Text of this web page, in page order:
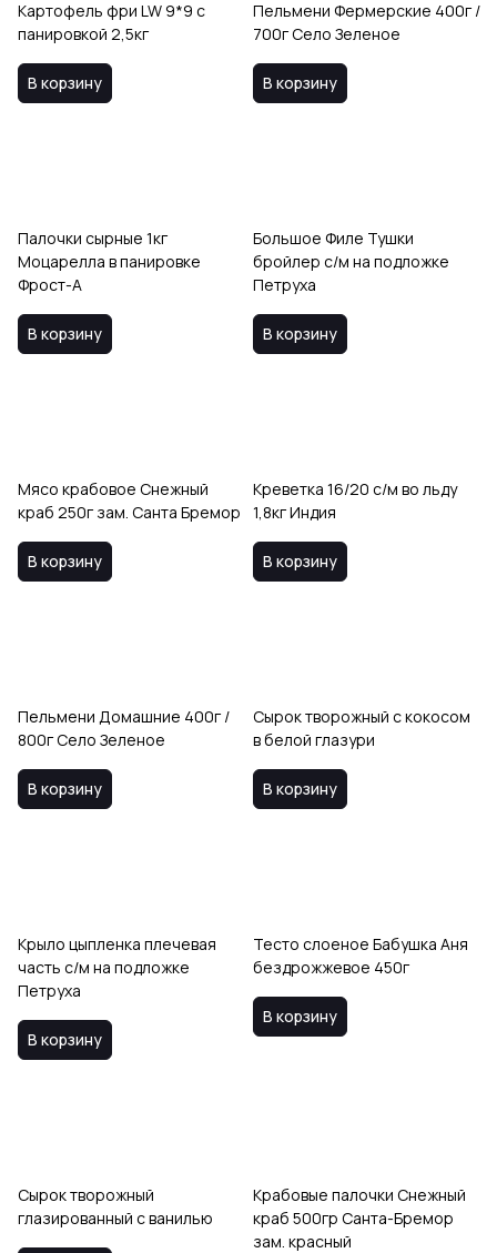
Картофель фри LW 9*9 с
панировкой 2,5кг
В корзину
Пельмени Фермерские 400г /
700г Село Зеленое
В корзину
Палочки сырные 1кг
Моцарелла в панировке
Фрост-А
В корзину
Большое Филе Тушки
бройлер с/м на подложке
Петруха
В корзину
Мясо крабовое Снежный
краб 250г зам. Санта Бремор
В корзину
Креветка 16/20 с/м во льду
1,8кг Индия
В корзину
Пельмени Домашние 400г /
800г Село Зеленое
В корзину
Сырок творожный с кокосом
в белой глазури
В корзину
Крыло цыпленка плечевая
часть с/м на подложке
Петруха
В корзину
Тесто слоеное Бабушка Аня
бездрожжевое 450г
В корзину
Сырок творожный
глазированный с ванилью
Крабовые палочки Снежный
краб 500гр Санта-Бремор
зам. красный